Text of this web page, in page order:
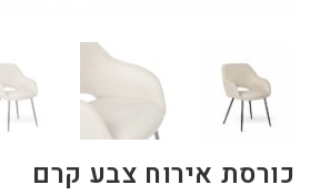
כורסת אירוח צבע קרם